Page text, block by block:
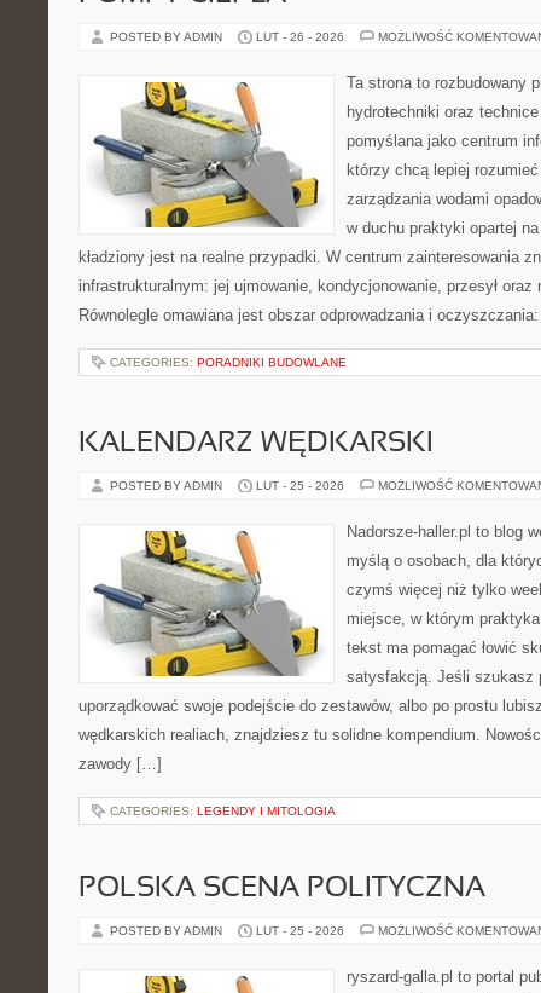
POSTED BY ADMIN LUT - 26 - 2026 MOŻLIWOŚĆ
Ta strona to rozbudowany
hydrotechniki oraz
pomyślana jako centrum
którzy chcą lepiej
zarządzania wodami
w duchu praktyki opartej
kładziony jest na realne przypadki. W centrum zainteresowania
infrastrukturalnym: jej ujmowanie, kondycjonowanie, przesył oraz
Równolegle omawiana jest obszar odprowadzania i
CATEGORIES: PORADNIKI BUDOWLANE
KALENDARZ WĘDKARSKI
POSTED BY ADMIN LUT - 25 - 2026 MOŻLIWOŚĆ
Nadorsze-haller.pl to blog
myślą o osobach, dla
czymś więcej niż tylko
miejsce, w którym
tekst ma pomagać łowić
satysfakcją. Jeśli szukasz
uporządkować swoje podejście do zestawów, albo po prostu
wędkarskich realiach, znajdziesz tu solidne kompendium.
zawody […]
CATEGORIES: LEGENDY I MITOLOGIA
POLSKA SCENA POLITYCZNA
POSTED BY ADMIN LUT - 25 - 2026 MOŻLIWOŚĆ
ryszard-galla.pl to portal